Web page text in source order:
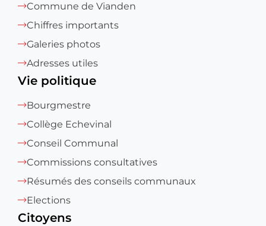
Commune de Vianden
Chiffres importants
Galeries photos
Adresses utiles
Vie politique
Bourgmestre
Collège Echevinal
Conseil Communal
Commissions consultatives
Résumés des conseils communaux
Elections
Citoyens